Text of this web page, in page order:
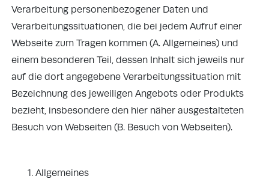
Verarbeitung personenbezogener Daten und
Verarbeitungssituationen, die bei jedem Aufruf einer
Webseite zum Tragen kommen (A. Allgemeines) und
einem besonderen Teil, dessen Inhalt sich jeweils nur
auf die dort angegebene Verarbeitungssituation mit
Bezeichnung des jeweiligen Angebots oder Produkts
bezieht, insbesondere den hier näher ausgestalteten
Besuch von Webseiten (B. Besuch von Webseiten).
Allgemeines